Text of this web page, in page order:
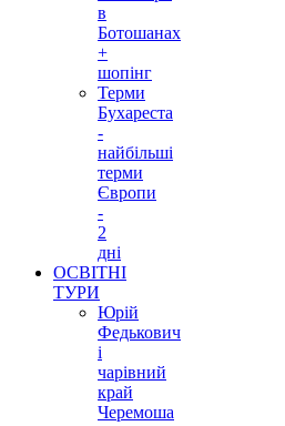
в
Ботошанах
+
шопінг
Терми
Бухареста
-
найбільші
терми
Європи
-
2
дні
ОСВІТНІ
ТУРИ
Юрій
Федькович
і
чарівний
край
Черемоша